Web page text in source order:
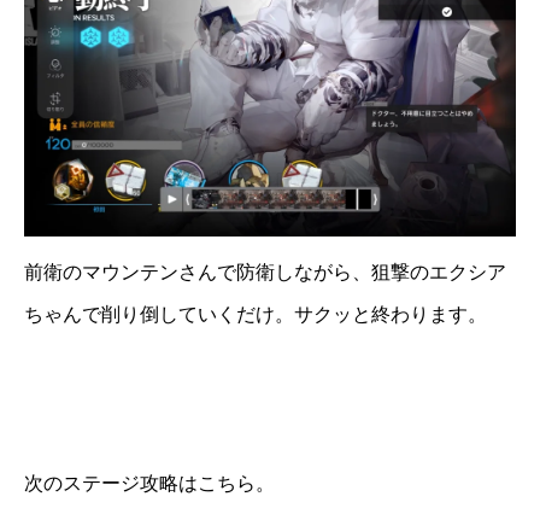
前衛のマウンテンさんで防衛しながら、狙撃のエクシア
ちゃんで削り倒していくだけ。サクッと終わります。
次のステージ攻略はこちら。